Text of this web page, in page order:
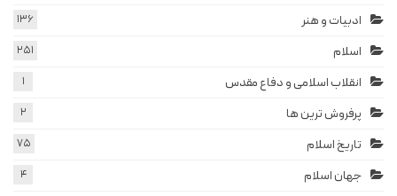
ادبیات و هنر 136
اسلام 251
انقلاب اسلامی و دفاع مقدس 1
پرفروش ترین ها 2
تاریخ اسلام 75
جهان اسلام 4